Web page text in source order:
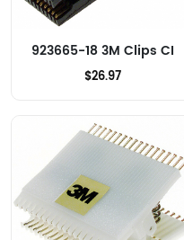
923665-18 3M Clips CI
$26.97